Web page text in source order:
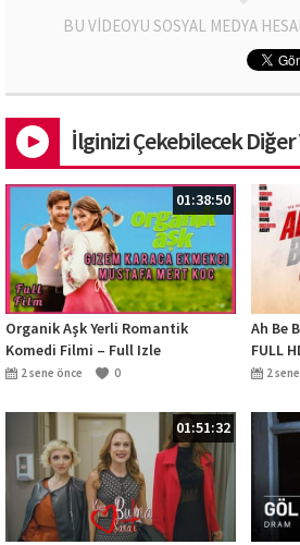
BU VİDEOYU SOSYAL MEDYA
İlginizi Çekebilecek
01:38:50
Organik Aşk Yerli Romantik
Komedi Filmi – Full Izle
2 sene önce 0
Ah Be
FULL
2
01:51:32